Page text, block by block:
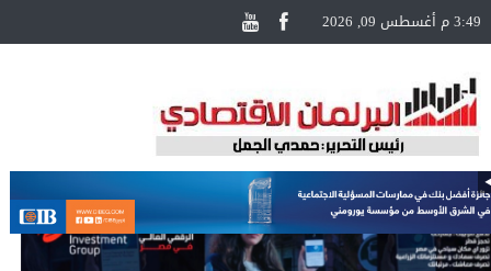
3:49 م أغسطس 09, 2026